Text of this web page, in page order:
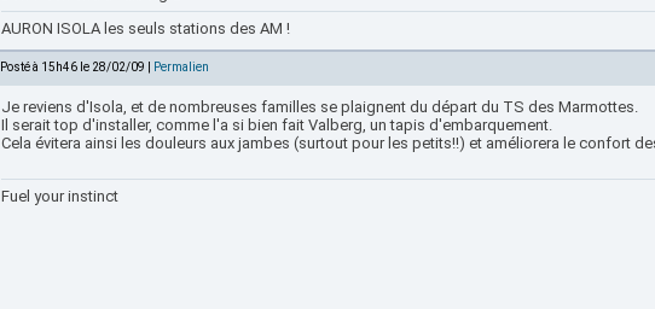
AURON ISOLA les seuls stations des AM !
Posté à 15h46 le 28/02/09 | Permalien
Je reviens d'Isola, et de nombreuses familles se plaignent du départ du TS des Marmottes.
Il serait top d'installer, comme l'a si bien fait Valberg, un tapis d'embarquement.
Cela évitera ainsi les douleurs aux jambes (surtout pour les petits!!) et améliorera le confort
Fuel your instinct